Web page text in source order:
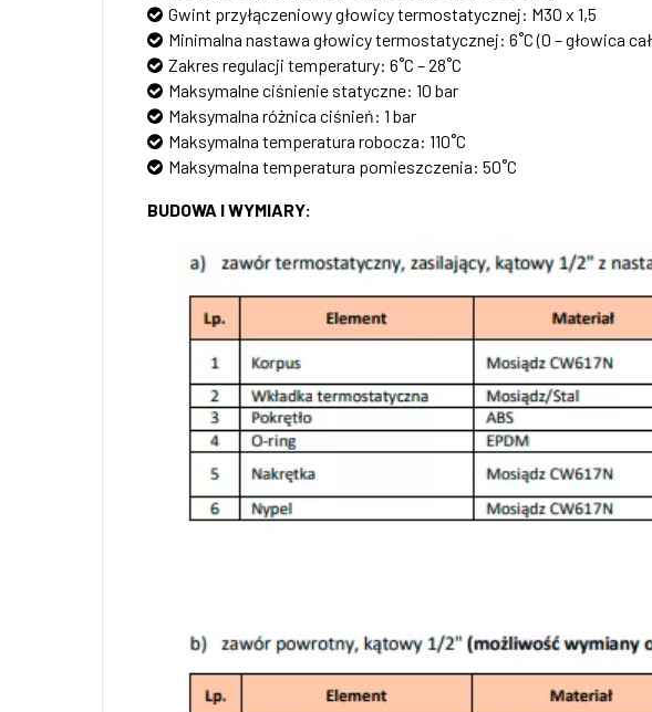
Gwint przyłączeniowy głowicy termostatycznej: M30 x 1,5
Minimalna nastawa głowicy termostatycznej: 6˚C (0 – głowica
Zakres regulacji temperatury: 6˚C – 28˚C
Maksymalne ciśnienie statyczne: 10 bar
Maksymalna różnica ciśnień: 1 bar
Maksymalna temperatura robocza: 110˚C
Maksymalna temperatura pomieszczenia: 50˚C
BUDOWA I WYMIARY: